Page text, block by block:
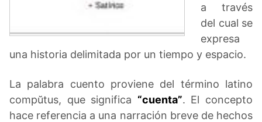
a través
del cual se
expresa
una historia delimitada por un tiempo y espacio.
La palabra cuento proviene del término latino
compŭtus, que significa “cuenta”. El concepto
hace referencia a una narración breve de hechos